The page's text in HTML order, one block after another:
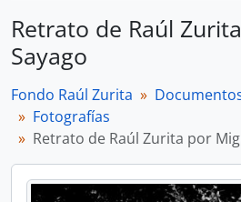
Retrato de Raúl
Sayago
Fondo Raúl Zurita
Fotografías
Retrato de Raúl Zurita por